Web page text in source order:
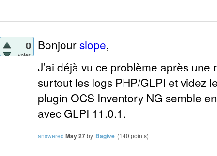
0
votes
Bonjourslope,
J’ai déjà vu ce problème après
surtout les logs PHP/GLPI et videz
plugin OCS Inventory NG semble
avec GLPI 11.0.1.
answered May 27by Bagive (140 points)